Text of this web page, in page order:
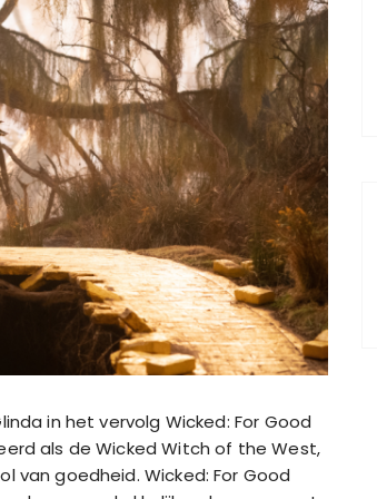
in het vervolg Wicked: For Good
als de Wicked Witch of the West,
van goedheid. Wicked: For Good